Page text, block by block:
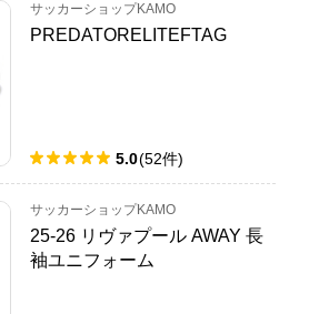
サッカーショップKAMO
PREDATORELITEFTAG
5.0(52件)
サッカーショップKAMO
25-26 リヴァプール AWAY 長
袖ユニフォーム